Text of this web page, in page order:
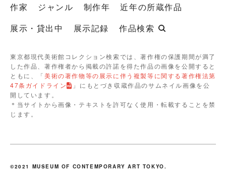
作家 ジャンル 制作年
近年の所蔵作品
展示・貸出中
展示記録 作品検索
東京都現代美術館コレクション検索では、著作権の保護期間が満了
した作品、著作権者から掲載の許諾を得た作品の画像を公開すると
ともに、「美術の著作物等の展示に伴う複製等に関する著作権法第
47条ガイドライン
」にもとづき収蔵作品のサムネイル画像を公
開しています。
＊当サイトから画像・テキストを許可なく使用・転載することを禁
じます。
©2021 MUSEUM OF CONTEMPORARY ART TOKYO.